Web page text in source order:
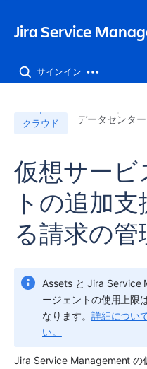
Jira Service
サインイン
クラウド データセンター
仮想サービ
トの追加
る請求の管
Assets と Jira Service
ージェントの使用上限
なります。 詳細につい
い。
Jira Service Management の